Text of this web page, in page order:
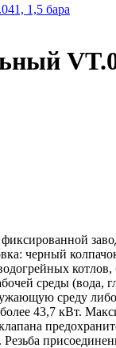
черный
среды (вода,
среду
43,7 кВт.